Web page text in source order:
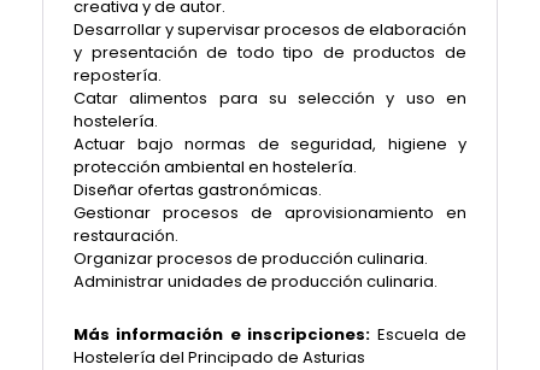
creativa y de autor.
Desarrollar y supervisar procesos de elaboración
y presentación de todo tipo de productos de
repostería.
Catar alimentos para su selección y uso en
hostelería.
Actuar bajo normas de seguridad, higiene y
protección ambiental en hostelería.
Diseñar ofertas gastronómicas.
Gestionar procesos de aprovisionamiento en
restauración.
Organizar procesos de producción culinaria.
Administrar unidades de producción culinaria.
Más información e inscripciones: Escuela de
Hostelería del Principado de Asturias